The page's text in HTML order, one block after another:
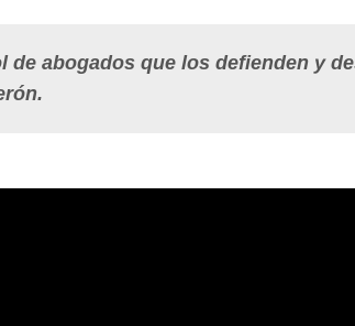
de abogados que los defienden y